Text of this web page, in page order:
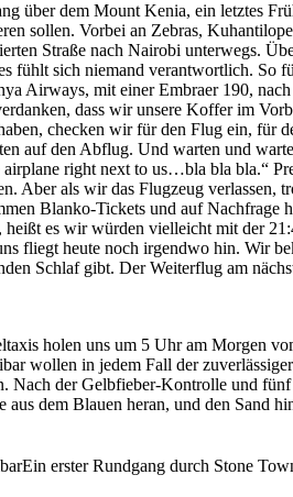
über dem Mount Kenia, ein letztes
sollen. Vorbei an Zebras,
Straße nach Nairobi unterwegs.
fühlt sich niemand verantwortlich. So
Airways, mit einer Embraer 190,
dass wir unsere Koffer im
checken wir für den Flug ein, für
auf den Abflug. Und warten und
right next to us…bla bla bla.“
Aber als wir das Flugzeug verlassen,
Blanko-Tickets und auf
heißt es wir würden vielleicht mit der
fliegt heute noch irgendwo hin. Wir
Schlaf gibt. Der Weiterflug am
holen uns um 5 Uhr am Morgen
wollen in jedem Fall der
Nach der Gelbfieber-Kontrolle und
aus dem Blauen heran, und den Sand
Ein erster Rundgang durch Stone